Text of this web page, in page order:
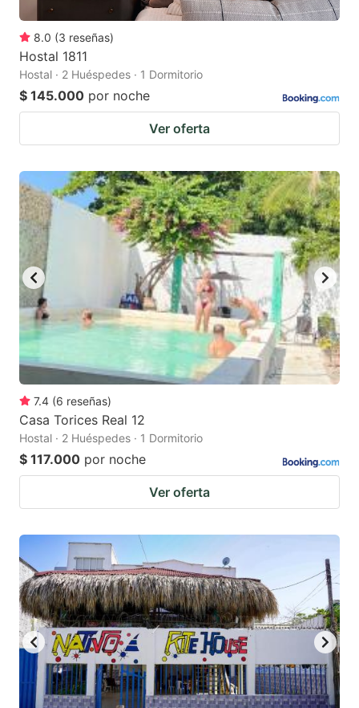
8.0 (3 reseñas)
Hostal 1811
Hostal · 2 Huéspedes · 1 Dormitorio
$ 145.000 por noche
Ver oferta
7.4 (6 reseñas)
Casa Torices Real 12
Hostal · 2 Huéspedes · 1 Dormitorio
$ 117.000 por noche
Ver oferta